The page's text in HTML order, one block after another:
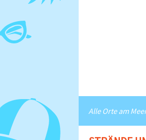
Alle Orte am